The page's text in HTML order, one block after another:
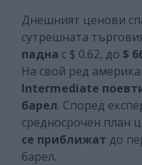
Днешният ценови
сутрешната
падна с $ 0.62, до $
На свой ред
Intermediate
барел. Според
средносрочен план
се приближат до
барел.